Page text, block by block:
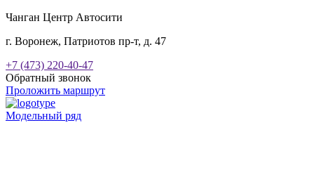
Чанган Центр Автосити
г. Воронеж, Патриотов пр-т, д. 47
+7 (473) 220-40-47
Обратный звонок
Проложить маршрут
Модельный ряд